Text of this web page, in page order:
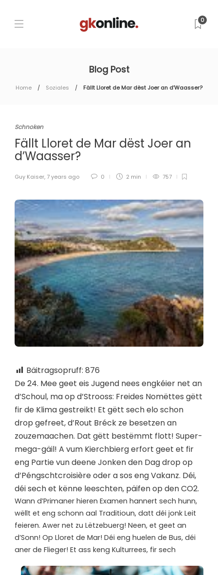
0
Blog Post
Home Soziales Fällt Lloret de Mar dëst Joer an d’Waasser?
Schnoken
Fällt Lloret de Mar dëst Joer an
d’Waasser?
Guy Kaiser, 7 years ago 0 2 min 757
Bäitragsopruff: 876
De 24. Mee geet eis Jugend nees engkéier net an
d’Schoul, ma op d’Strooss: Freides Nomëttes gëtt
fir de Klima gestreikt! Et gëtt sech elo schon
drop gefreet, d’Rout Bréck ze besetzen an
zouzemaachen. Dat gëtt bestëmmt flott! Super-
mega-gäil! A vum Kierchbierg erfort geet et fir
eng Partie vun deene Jonken den Dag drop op
d’Péngschtcroisière oder a sos eng Vakanz. Déi,
déi sech et kënne leeschten, päifen op den CO2.
Wann d’Primaner hieren Examen hannert sech hunn,
wëllt et eng schonn aal Traditioun, datt déi jonk Leit
feieren. Awer net zu Lëtzebuerg! Neen, et geet an
d’Sonn! Op Lloret de Mar! Déi eng huelen de Bus, déi
aner de Flieger! Et ass keng Kulturrees, fir sech